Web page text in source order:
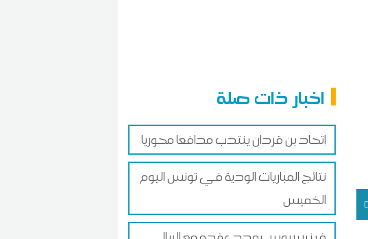
اخبار ذات صلة
إتحاد بن قردان ينتدب مدافعا محوريا
نتائج المباريات الودية في تونس اليوم
الخميس